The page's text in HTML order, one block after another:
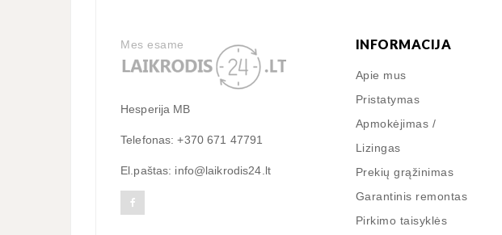
Mes esame
Hesperija MB
Telefonas: +370 671 47791
El.paštas: info@laikrodis24.lt
INFORMACIJA
Apie mus
Pristatymas
Apmokėjimas /
Lizingas
Prekių grąžinimas
Garantinis remontas
Pirkimo taisyklės